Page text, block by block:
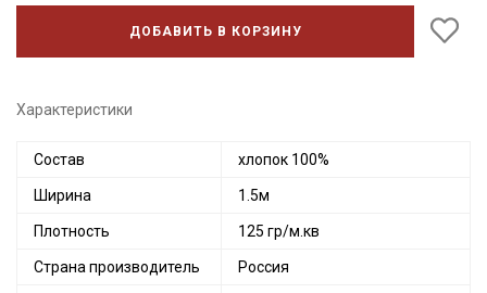
ДОБАВИТЬ В КОРЗИНУ
Характеристики
Состав хлопок 100%
Ширина 1.5м
Плотность 125 гр/м.кв
Страна производитель Россия